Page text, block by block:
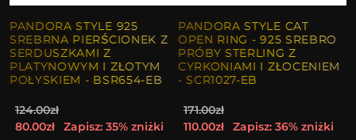
PANDORA STYLE 925
SREBRNA PIERŚCIONEK Z
SERDUSZKAMI Z
PLATYNOWYM I ZŁOTYM
POŁYSKIEM - BSR654-EB
124.00zł
80.00zł
Zapisz: 35% zniżki
PANDORA STYLE CAT
OPEN RING - 925 SREBRO
PRÓBY STERLING Z
CYRKONIAMI I ZŁOCENIEM
- SCR1027-EB
171.00zł
110.00zł
Zapisz: 36% zniżki